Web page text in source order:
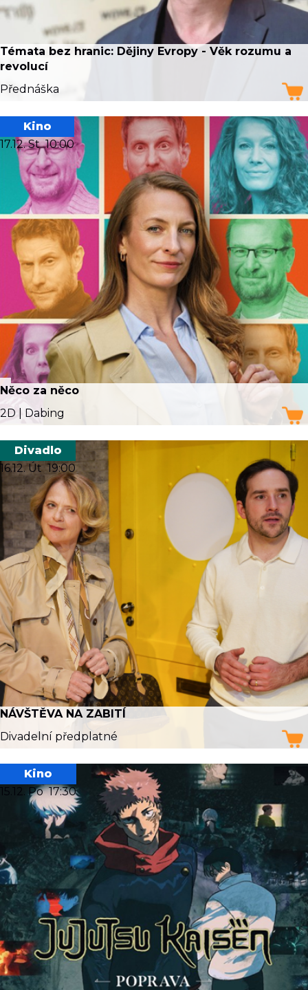
Témata bez hranic: Dějiny Evropy - Věk rozumu a
revolucí
Přednáška
17.12. St 10:00
Kino
Něco za něco
2D | Dabing
16.12. Út 19:00
Divadlo
NÁVŠTĚVA NA ZABITÍ
Divadelní předplatné
15.12. Po 17:30
Kino